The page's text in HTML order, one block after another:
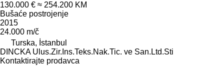
130.000 € ≈ 254.200 KM
Bušaće postrojenje
2015
24.000 m/č
Turska, İstanbul
DINCKA Ulus.Zir.Ins.Teks.Nak.Tic. ve San.Ltd.Sti
Kontaktirajte prodavca